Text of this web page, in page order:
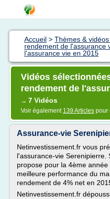
Accueil > Thèmes &
rendement de l'assurance
l'assurance vie en 2015
Vidéos
rendement de
→ 7 Vidéos
Voir également 139 Articles pour
Assurance-vie
Netinvestissement.fr vous
l'assurance-vie Serenipierre.
propose pour la 4ème année
meilleure performance du
rendement de 4% net en
Netinvestissement.fr